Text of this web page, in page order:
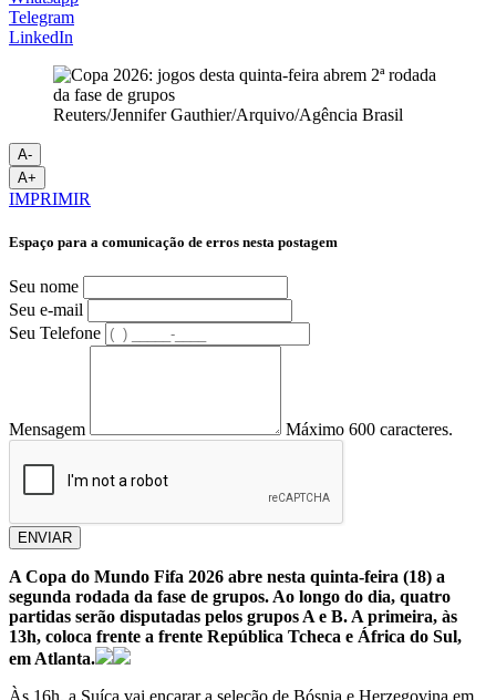
Telegram
LinkedIn
Reuters/Jennifer Gauthier/Arquivo/Agência Brasil
A-
A+
IMPRIMIR
Espaço para a comunicação de erros nesta postagem
Seu nome
Seu e-mail
Seu Telefone
Mensagem Máximo 600 caracteres.
ENVIAR
A Copa do Mundo Fifa 2026 abre nesta quinta-feira (18) a
segunda rodada da fase de grupos. Ao longo do dia, quatro
partidas serão disputadas pelos grupos A e B. A primeira, às
13h, coloca frente a frente República Tcheca e África do Sul,
em Atlanta.
Às 16h, a Suíça vai encarar a seleção de Bósnia e Herzegovina em